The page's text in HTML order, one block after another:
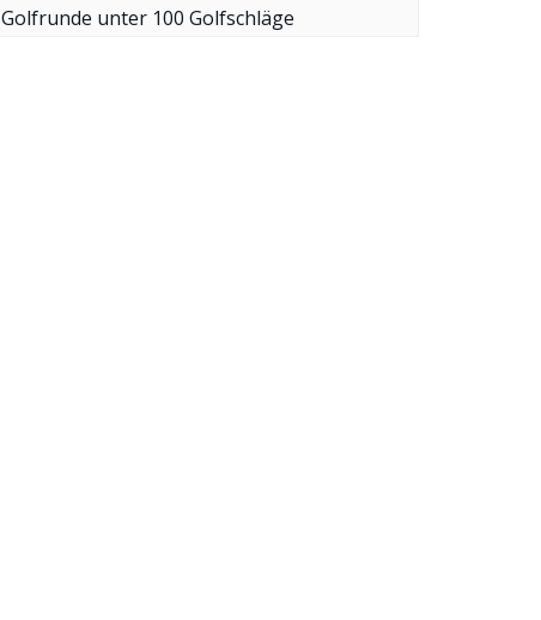
Golfrunde unter 100 Golfschläge